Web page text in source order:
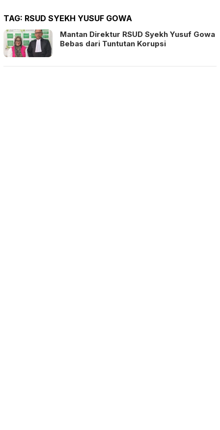
TAG: RSUD SYEKH YUSUF GOWA
Mantan Direktur RSUD Syekh Yusuf Gowa
Bebas dari Tuntutan Korupsi